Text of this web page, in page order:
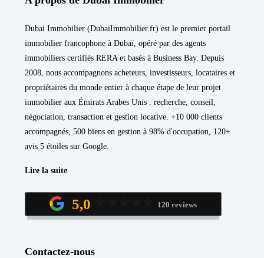
Dubai Immobilier (DubaiImmobilier.fr) est le premier portail
immobilier francophone à Dubaï, opéré par des agents
immobiliers certifiés RERA et basés à Business Bay. Depuis
2008, nous accompagnons acheteurs, investisseurs, locataires et
propriétaires du monde entier à chaque étape de leur projet
immobilier aux Émirats Arabes Unis : recherche, conseil,
négociation, transaction et gestion locative. +10 000 clients
accompagnés, 500 biens en gestion à 98% d'occupation, 120+
avis 5 étoiles sur Google.
Lire la suite
5,0 120 reviews
Contactez-nous